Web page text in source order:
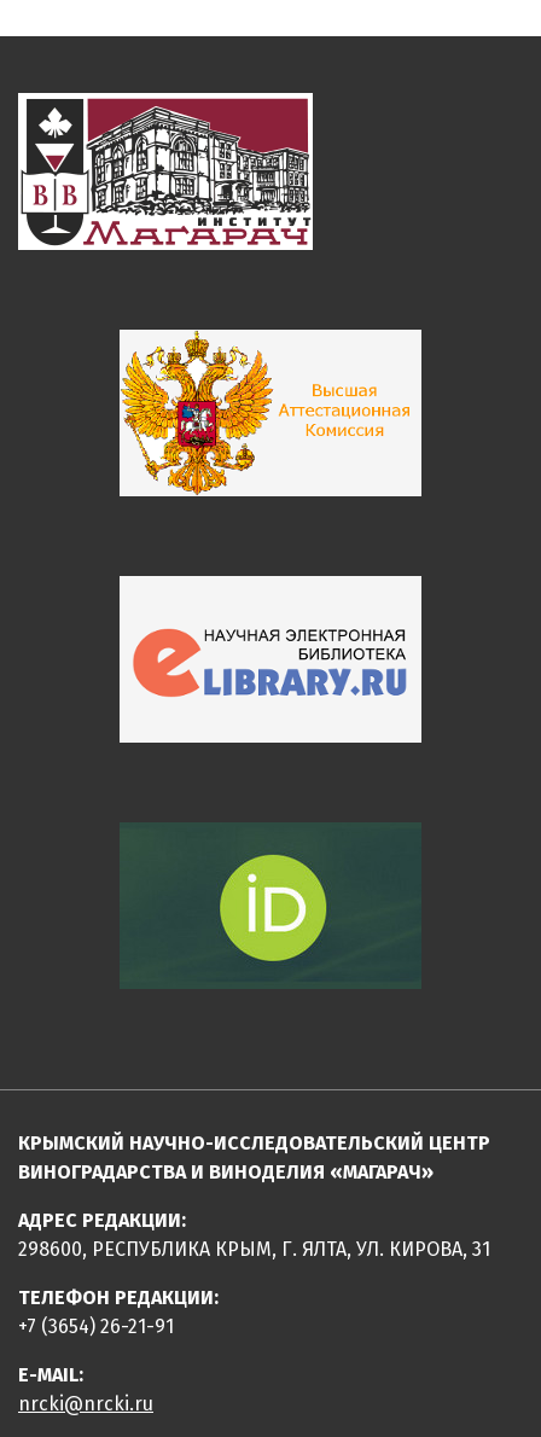
КРЫМСКИЙ НАУЧНО-ИССЛЕДОВАТЕЛЬСКИЙ ЦЕНТР
ВИНОГРАДАРСТВА И ВИНОДЕЛИЯ «МАГАРАЧ»
АДРЕС РЕДАКЦИИ:
298600, РЕСПУБЛИКА КРЫМ, Г. ЯЛТА, УЛ. КИРОВА, 31
ТЕЛЕФОН РЕДАКЦИИ:
+7 (3654) 26-21-91
E-MAIL:
nrcki@nrcki.ru